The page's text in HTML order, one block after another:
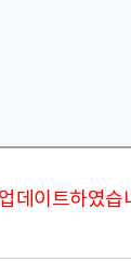
데이트하였습